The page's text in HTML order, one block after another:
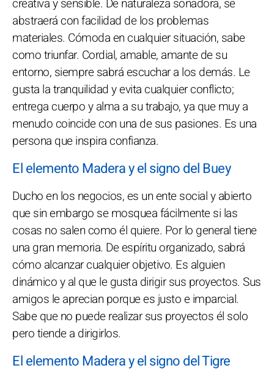
abstraerá con facilidad de los problemas
materiales. Cómoda en cualquier situación, sabe
como triunfar. Cordial, amable, amante de su
entorno, siempre sabrá escuchar a los demás. Le
gusta la tranquilidad y evita cualquier conflicto;
entrega cuerpo y alma a su trabajo, ya que muy a
menudo coincide con una de sus pasiones. Es una
persona que inspira confianza.
El elemento Madera y el signo del Buey
Ducho en los negocios, es un ente social y abierto
que sin embargo se mosquea fácilmente si las
cosas no salen como él quiere. Por lo general tiene
una gran memoria. De espíritu organizado, sabrá
cómo alcanzar cualquier objetivo. Es alguien
dinámico y al que le gusta dirigir sus proyectos. Sus
amigos le aprecian porque es justo e imparcial.
Sabe que no puede realizar sus proyectos él solo
pero tiende a dirigirlos.
El elemento Madera y el signo del Tigre